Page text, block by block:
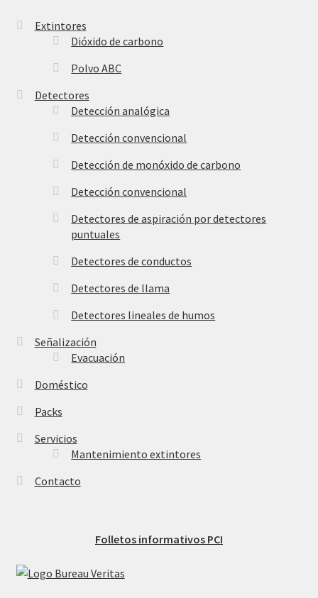
Extintores
Dióxido de carbono
Polvo ABC
Detectores
Detección analógica
Detección convencional
Detección de monóxido de carbono
Detección convencional
Detectores de aspiración por detectores
puntuales
Detectores de conductos
Detectores de llama
Detectores lineales de humos
Señalización
Evacuación
Doméstico
Packs
Servicios
Mantenimiento extintores
Contacto
Folletos informativos PCI